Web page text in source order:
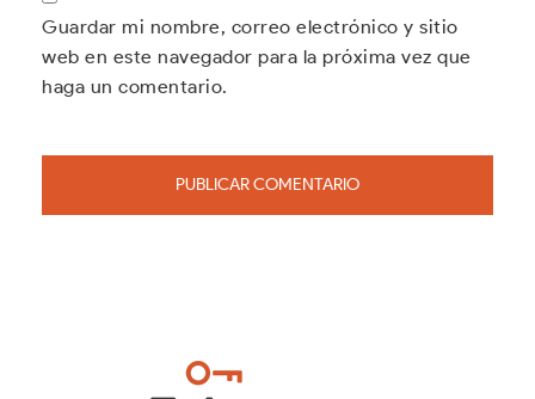
Guardar mi nombre, correo electrónico y sitio
web en este navegador para la próxima vez que
haga un comentario.